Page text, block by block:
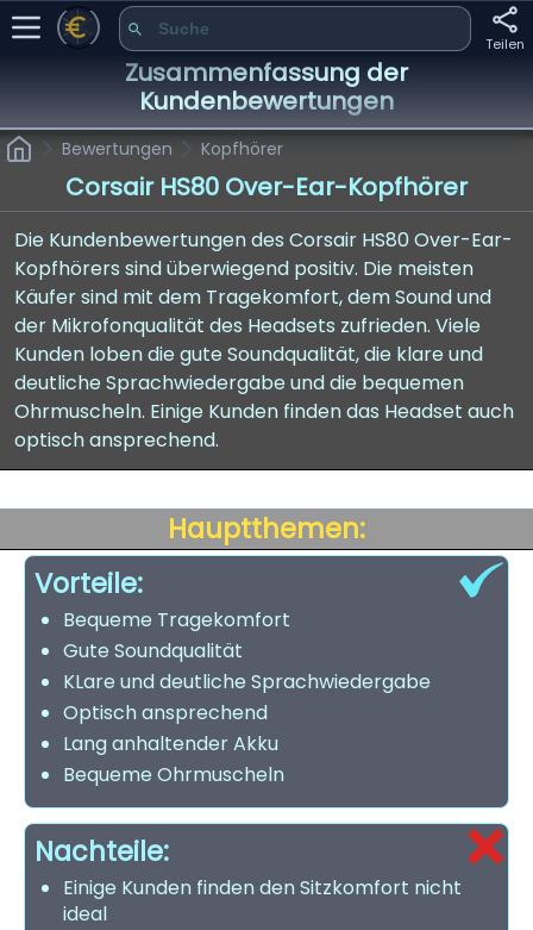
Teilen
Zusammenfassung der
Kundenbewertungen
Bewertungen Kopfhörer
Corsair HS80 Over-Ear-Kopfhörer
Die Kundenbewertungen des Corsair HS80 Over-Ear-
Kopfhörers sind überwiegend positiv. Die meisten
Käufer sind mit dem Tragekomfort, dem Sound und
der Mikrofonqualität des Headsets zufrieden. Viele
Kunden loben die gute Soundqualität, die klare und
deutliche Sprachwiedergabe und die bequemen
Ohrmuscheln. Einige Kunden finden das Headset auch
optisch ansprechend.
Hauptthemen:
Vorteile:
Bequeme Tragekomfort
Gute Soundqualität
KLare und deutliche Sprachwiedergabe
Optisch ansprechend
Lang anhaltender Akku
Bequeme Ohrmuscheln
Nachteile:
Einige Kunden finden den Sitzkomfort nicht
ideal